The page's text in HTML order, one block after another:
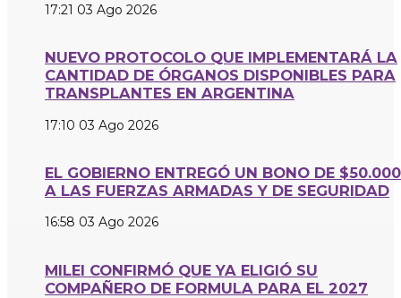
17:21 03 Ago 2026
NUEVO PROTOCOLO QUE IMPLEMENTARÁ LA
CANTIDAD DE ÓRGANOS DISPONIBLES PARA
TRANSPLANTES EN ARGENTINA
17:10 03 Ago 2026
EL GOBIERNO ENTREGÓ UN BONO DE $50.000
A LAS FUERZAS ARMADAS Y DE SEGURIDAD
16:58 03 Ago 2026
MILEI CONFIRMÓ QUE YA ELIGIÓ SU
COMPAÑERO DE FORMULA PARA EL 2027